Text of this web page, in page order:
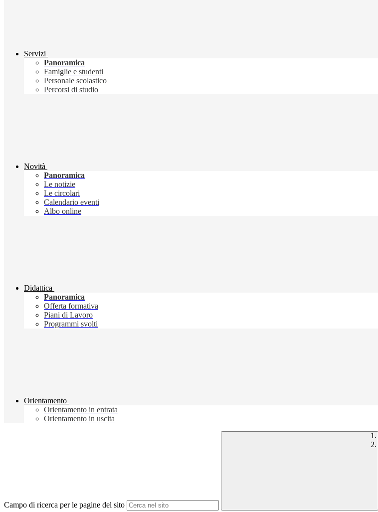
Servizi
Panoramica
Famiglie e studenti
Personale scolastico
Percorsi di studio
Novità
Panoramica
Le notizie
Le circolari
Calendario eventi
Albo online
Didattica
Panoramica
Offerta formativa
Piani di Lavoro
Programmi svolti
Orientamento
Orientamento in entrata
Orientamento in uscita
Campo di ricerca per le pagine del sito